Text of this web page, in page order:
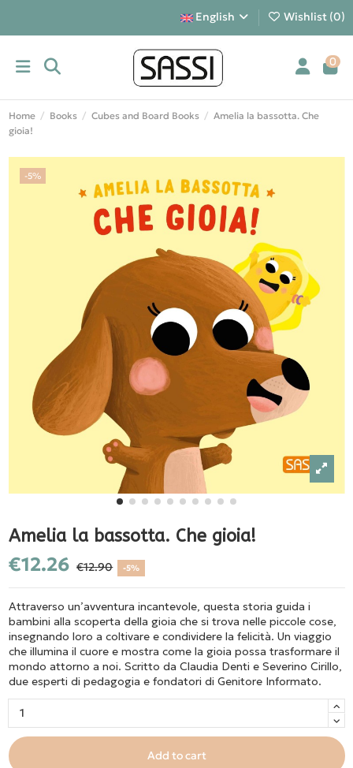
English Wishlist (0)
0
Home Books Cubes and Board Books
Amelia la bassotta. Che
gioia!
-5%
Amelia la bassotta. Che gioia!
€12.26 €12.90 -5%
Attraverso un’avventura incantevole, questa storia guida i
bambini alla scoperta della gioia che si trova nelle piccole cose,
insegnando loro a coltivare e condividere la felicità. Un viaggio
che illumina il cuore e mostra come la gioia possa trasformare il
mondo attorno a noi. Scritto da Claudia Denti e Severino Cirillo,
due esperti di pedagogia e fondatori di Genitore Informato.
Add to cart